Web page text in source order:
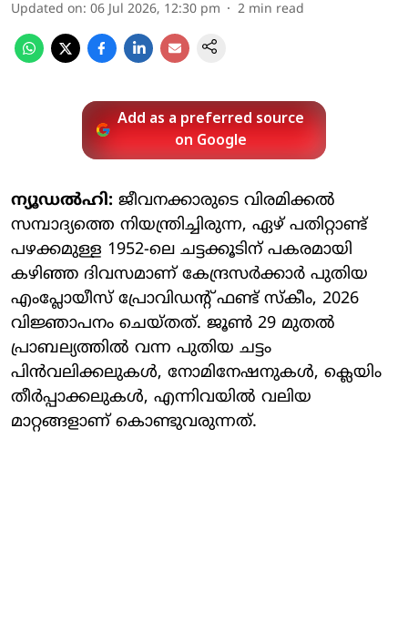
Updated on: 06 Jul 2026, 12:30 pm 2 min read
Add as a preferred source
on Google
ന്യൂഡല്‍ഹി: ജീവനക്കാരുടെ വിരമിക്കല്‍
സമ്പാദ്യത്തെ നിയന്ത്രിച്ചിരുന്ന, ഏഴ് പതിറ്റാണ്ട്
പഴക്കമുള്ള 1952-ലെ ചട്ടക്കൂടിന് പകരമായി
കഴിഞ്ഞ ദിവസമാണ് കേന്ദ്രസര്‍ക്കാര്‍ പുതിയ
എംപ്ലോയീസ് പ്രോവിഡന്റ് ഫണ്ട് സ്‌കീം, 2026
വിജ്ഞാപനം ചെയ്തത്. ജൂണ്‍ 29 മുതല്‍
പ്രാബല്യത്തില്‍ വന്ന പുതിയ ചട്ടം
പിന്‍വലിക്കലുകള്‍, നോമിനേഷനുകള്‍, ക്ലെയിം
തീര്‍പ്പാക്കലുകള്‍, എന്നിവയില്‍ വലിയ
മാറ്റങ്ങളാണ് കൊണ്ടുവരുന്നത്.